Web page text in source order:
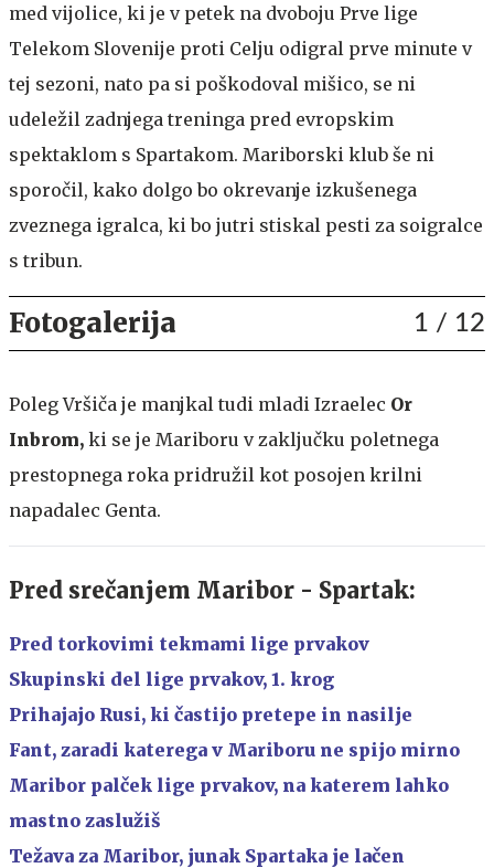
med vijolice, ki je v petek na dvoboju Prve lige
Telekom Slovenije proti Celju odigral prve minute v
tej sezoni, nato pa si poškodoval mišico, se ni
udeležil zadnjega treninga pred evropskim
spektaklom s Spartakom. Mariborski klub še ni
sporočil, kako dolgo bo okrevanje izkušenega
zveznega igralca, ki bo jutri stiskal pesti za soigralce
s tribun.
Fotogalerija 1 / 12
Poleg Vršiča je manjkal tudi mladi Izraelec Or
Inbrom, ki se je Mariboru v zaključku poletnega
prestopnega roka pridružil kot posojen krilni
napadalec Genta.
Pred srečanjem Maribor - Spartak:
Pred torkovimi tekmami lige prvakov
Skupinski del lige prvakov, 1. krog
Prihajajo Rusi, ki častijo pretepe in nasilje
Fant, zaradi katerega v Mariboru ne spijo mirno
Maribor palček lige prvakov, na katerem lahko
mastno zaslužiš
Težava za Maribor, junak Spartaka je lačen